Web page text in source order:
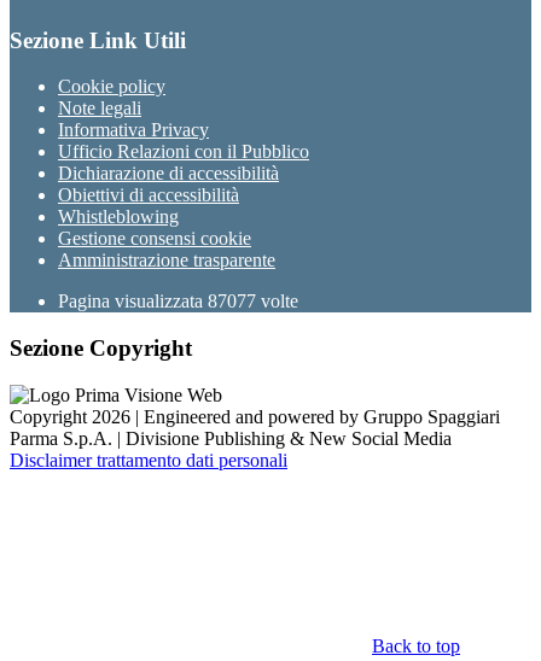
Sezione Link Utili
Cookie policy
Note legali
Informativa Privacy
Ufficio Relazioni con il Pubblico
Dichiarazione di accessibilità
Obiettivi di accessibilità
Whistleblowing
Gestione consensi cookie
Amministrazione trasparente
Pagina visualizzata 87077 volte
Sezione Copyright
Copyright 2026 | Engineered and powered by Gruppo Spaggiari
Parma S.p.A. | Divisione Publishing & New Social Media
Disclaimer trattamento dati personali
Back to top